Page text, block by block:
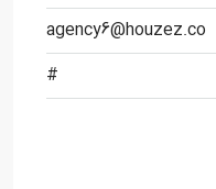
agency6@houzez.co
#